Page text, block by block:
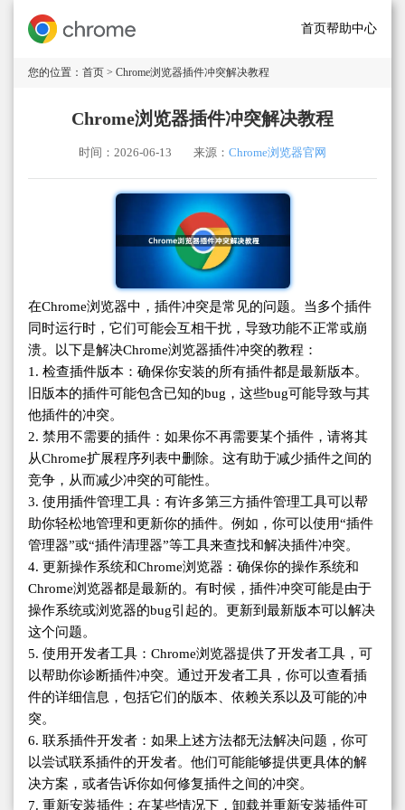
首页帮助中心
您的位置： 首页 > Chrome浏览器插件冲突解决教程
Chrome浏览器插件冲突解决教程
时间：2026-06-13 来源： Chrome浏览器官网
在Chrome浏览器中，插件冲突是常见的问题。当多个插件
同时运行时，它们可能会互相干扰，导致功能不正常或崩
溃。以下是解决Chrome浏览器插件冲突的教程：
1. 检查插件版本：确保你安装的所有插件都是最新版本。
旧版本的插件可能包含已知的bug，这些bug可能导致与其
他插件的冲突。
2. 禁用不需要的插件：如果你不再需要某个插件，请将其
从Chrome扩展程序列表中删除。这有助于减少插件之间的
竞争，从而减少冲突的可能性。
3. 使用插件管理工具：有许多第三方插件管理工具可以帮
助你轻松地管理和更新你的插件。例如，你可以使用“插件
管理器”或“插件清理器”等工具来查找和解决插件冲突。
4. 更新操作系统和Chrome浏览器：确保你的操作系统和
Chrome浏览器都是最新的。有时候，插件冲突可能是由于
操作系统或浏览器的bug引起的。更新到最新版本可以解决
这个问题。
5. 使用开发者工具：Chrome浏览器提供了开发者工具，可
以帮助你诊断插件冲突。通过开发者工具，你可以查看插
件的详细信息，包括它们的版本、依赖关系以及可能的冲
突。
6. 联系插件开发者：如果上述方法都无法解决问题，你可
以尝试联系插件的开发者。他们可能能够提供更具体的解
决方案，或者告诉你如何修复插件之间的冲突。
7. 重新安装插件：在某些情况下，卸载并重新安装插件可